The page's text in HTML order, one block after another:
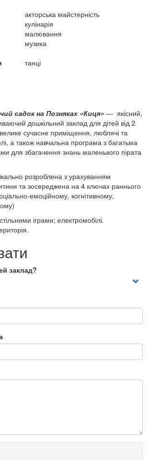
акторська майстерність
кулінарія
малювання
музика
танці
садок на Позняках «Киця» — якісний,
дошкільний заклад для дітей від 2
сучасне приміщення, люблячі та
а також навчальна програма з багатьма
для збагачення знань маленького пірата
розроблена з урахуванням
та зосереджена на 4 ключах раннього
емоційному, когнітивному,
іграми; електромобілі.
заклад?